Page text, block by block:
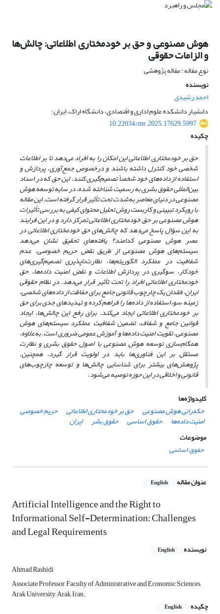
هوش مصنوعی و حق بر خودمختاری اطلاعاتی: چالش‌ها
و الزامات حقوقی
نوع مقاله : مقاله پژوهشی
نویسنده
احمد رشیدی
دانشیار دانشکده علوم اداری و اقتصادی، دانشگاه اراک، ایران؛
10.22034/mr.2025.17629.5997
چکیده
حق بر خودمختاری اطلاعاتی این امکان را به افراد می‌دهد تا بر اطلاعات
شخصی خود کنترل داشته باشند و درخصوص جمع‌آوری، پردازش و
استفاده از داده‌های خود شخصاً تصمیمگیری کنند. این حق که در اسناد
بین‌المللی حقوق بشری به رسمیت شناخته شده، در سایه توسعه هوش
مصنوعی در دنیای معاصر بهشدت تحت تأثیر قرار گرفته است. این مقاله
با رویکرد تبیینی و کاربست روش تحلیل محتوای کیفی به بررسی تأثیرات
هوش مصنوعی بر حق خودمختاری اطلاعاتی تمرکز دارد و در این فرایند
به این سؤال پاسخ میدهد که چالشهای حق خودمختاری اطلاعاتی در
عصر هوش مصنوعی کدامند؟ یافته‌های تحقیق نشان می‌دهد
سیستمهای هوش مصنوعی از طریق نقض حریم خصوصی، عدم
شفافیت در عملکرد الگوریتم‌ها، نظارتناپذیری تصمیمگیریهای
خودکار، سوگیری در پردازش اطلاعات و نقض امنیت داده‌ها، حق
خودمختاری اطلاعاتی افراد را تحت تأثیر قرار میدهد. در نظام حقوقی
ایران، فقدان یک چارچوب قانونی جامع برای حفاظت از داده‌های شخصی،
زمینه سوءاستفاده از داده‌ها را فراهم کرده و تهدیدهای جدی برای حق
بر خودمختاری اطلاعاتی ایجاد میکند. برای رفع این چالش‌ها، ایجاد
قوانین جامع و شفاف، تضمین شفافیت عملکرد سیستم‌های هوش
مصنوعی، تقویت امنیت داده‌ها و آموزش عمومی ضروری است.بهعلاوه،
همگام‌سازی توسعه هوش مصنوعی با اصول حقوق بشری و نظارت
مستقل بر این فناوری‌ها باید در اولویت قرار گیرد. همچنین،
پژوهش‌های بیشتر برای شناسایی چالش‌ها و توسعه چارچوب‌های
قانونی و اخلاقی در این حوزه توصیه می‌شود.
کلیدواژه‌ها
حکمرانی هوش مصنوعی
حق بر خودمختاری اطلاعاتی حریم خصوصی
امنیت داده‌ها حقوق اساسی حقوق بشر
ایران
موضوعات
حقوق اساسی
عنوان مقاله English
Artificial Intelligence and the Right to
Informational Self-Determination: Challenges
and Legal Requirements
نویسنده English
Ahmad Rashidi
Associate Professor, Faculty of Administrative and Economic Sciences,
Arak University, Arak, Iran.
چکیده
English